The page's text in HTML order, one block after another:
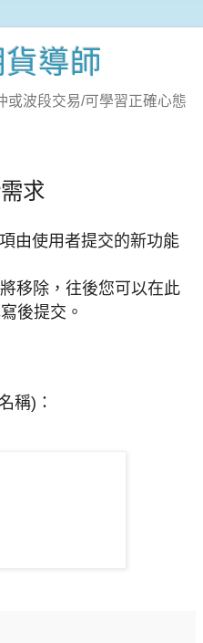
導師
或波段交易/可學習正確心態
求
由使用者提交的新功能
移除，往後您可以在此
後提交。
稱)：